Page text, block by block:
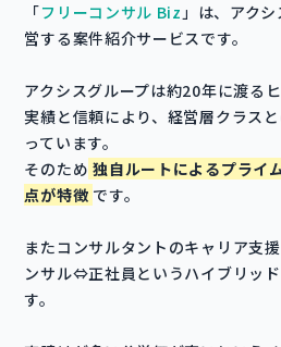
「フリーコンサル Biz」は、アク
営する案件紹介サービスです。
アクシスグループは約20年に渡る
実績と信頼により、経営層クラス
っています。
そのため 独自ルートによるプライ
点が特徴 です。
またコンサルタントのキャリア支
ンサル⇔正社員というハイブリッ
す。